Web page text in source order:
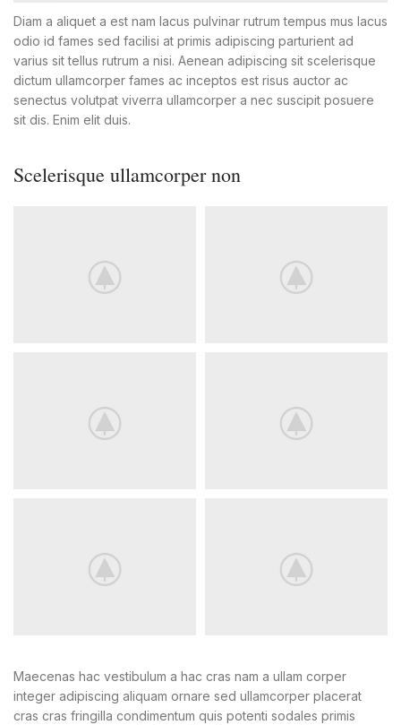
Diam a aliquet a est nam lacus pulvinar rutrum tempus mus lacus
odio id fames sed facilisi at primis adipiscing parturient ad
varius sit tellus rutrum a nisi. Aenean adipiscing sit scelerisque
dictum ullamcorper fames ac inceptos est risus auctor ac
senectus volutpat viverra ullamcorper a nec suscipit posuere
sit dis. Enim elit duis.
Scelerisque ullamcorper non
Maecenas hac vestibulum a hac cras nam a ullam corper
integer adipiscing aliquam ornare sed ullamcorper placerat
cras cras fringilla condimentum quis potenti sodales primis